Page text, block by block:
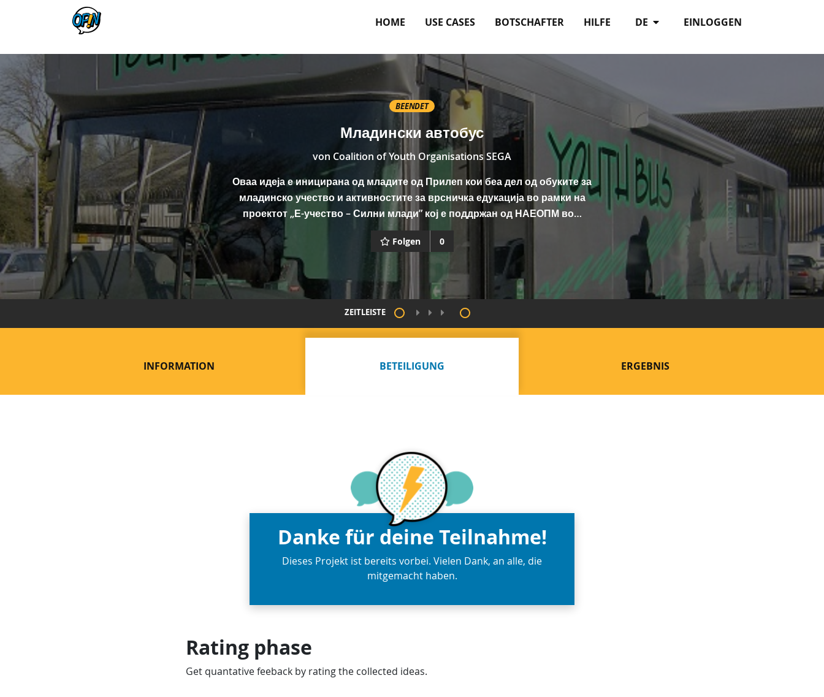
EINLOGGEN
DE
HOME USE CASES BOTSCHAFTER HILFE
BEENDET
Младински автобус
von Coalition of Youth Organisations SEGA
Оваа идеја е иницирана од младите од Прилеп кои беа дел од обуките за
младинско учество и активностите за врсничка едукација во рамки на
проектот „Е-учество – Силни млади” кој е поддржан од НАЕОПМ во…
Folgen 0
ZEITLEISTE
INFORMATION BETEILIGUNG ERGEBNIS
Danke für deine Teilnahme!
Dieses Projekt ist bereits vorbei. Vielen Dank, an alle, die
mitgemacht haben.
Rating phase
Get quantative feeback by rating the collected ideas.